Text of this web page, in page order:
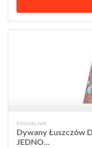
Morele.net
Dywany Łuszczów
JEDNO...